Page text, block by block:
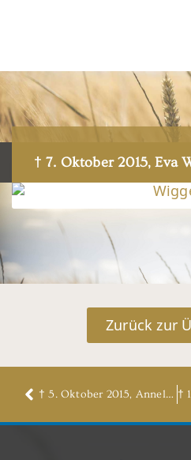
† 7. Oktober 2015, Eva
Zurück zur
† 5. Oktober 2015, Anneliese Dyck, geb. Seifert